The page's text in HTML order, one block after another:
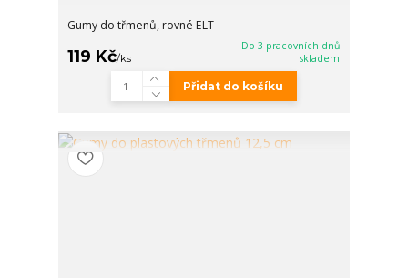
Gumy do třmenů, rovné ELT
119 Kč/ks
Do 3 pracovních dnů
skladem
Přidat do košíku